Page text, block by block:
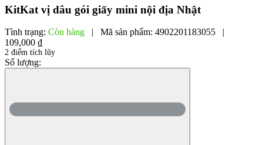
KitKat vị dâu gói giấy mini nội địa Nhật
Tình trạng: Còn hàng | Mã sản phẩm: 4902201183055
|
109,000 ₫
2 điểm tích lũy
Số lượng: